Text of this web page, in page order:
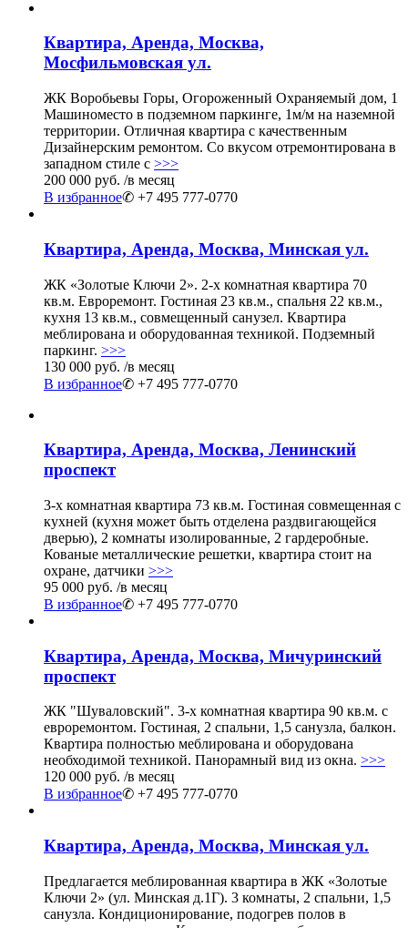
Квартира, Аренда, Москва,
Мосфильмовская ул.
ЖК Воробьевы Горы, Огороженный Охраняемый дом, 1
Машиноместо в подземном паркинге, 1м/м на наземной
территории. Отличная квартира с качественным
Дизайнерским ремонтом. Со вкусом отремонтирована в
западном стиле с >>>
200 000 руб. /в месяц
В избранное✆ +7 495 777-0770
Квартира, Аренда, Москва, Минская ул.
ЖК «Золотые Ключи 2». 2-х комнатная квартира 70
кв.м. Евроремонт. Гостиная 23 кв.м., спальня 22 кв.м.,
кухня 13 кв.м., совмещенный санузел. Квартира
меблирована и оборудованная техникой. Подземный
паркинг. >>>
130 000 руб. /в месяц
В избранное✆ +7 495 777-0770
Квартира, Аренда, Москва, Ленинский
проспект
3-х комнатная квартира 73 кв.м. Гостиная совмещенная с
кухней (кухня может быть отделена раздвигающейся
дверью), 2 комнаты изолированные, 2 гардеробные.
Кованые металлические решетки, квартира стоит на
охране, датчики >>>
95 000 руб. /в месяц
В избранное✆ +7 495 777-0770
Квартира, Аренда, Москва, Мичуринский
проспект
ЖК "Шуваловский". 3-х комнатная квартира 90 кв.м. с
евроремонтом. Гостиная, 2 спальни, 1,5 санузла, балкон.
Квартира полностью меблирована и оборудована
необходимой техникой. Панорамный вид из окна. >>>
120 000 руб. /в месяц
В избранное✆ +7 495 777-0770
Квартира, Аренда, Москва, Минская ул.
Предлагается меблированная квартира в ЖК «Золотые
Ключи 2» (ул. Минская д.1Г). 3 комнаты, 2 спальни, 1,5
санузла. Кондиционирование, подогрев полов в